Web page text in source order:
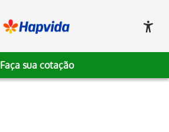
Faça sua cotação